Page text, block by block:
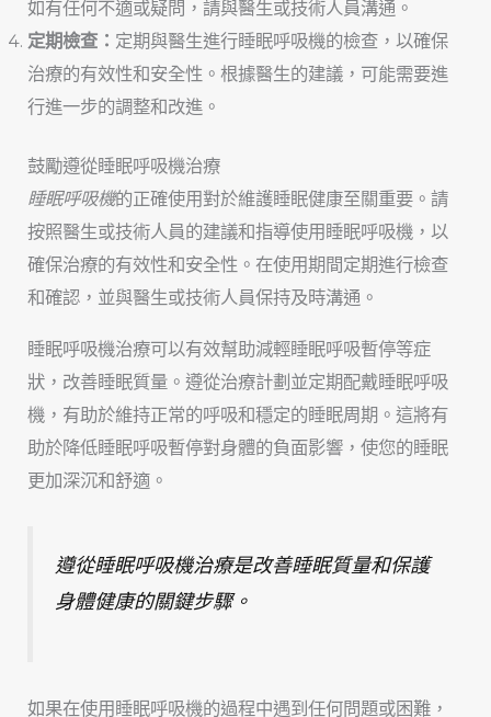
如有任何不適或疑問，請與醫生或技術人員溝通。
定期檢查： 定期與醫生進行睡眠呼吸機的檢查，以確保
治療的有效性和安全性。根據醫生的建議，可能需要進
行進一步的調整和改進。
鼓勵遵從睡眠呼吸機治療
睡眠呼吸機的正確使用對於維護睡眠健康至關重要。請
按照醫生或技術人員的建議和指導使用睡眠呼吸機，以
確保治療的有效性和安全性。在使用期間定期進行檢查
和確認，並與醫生或技術人員保持及時溝通。
睡眠呼吸機治療可以有效幫助減輕睡眠呼吸暫停等症
狀，改善睡眠質量。遵從治療計劃並定期配戴睡眠呼吸
機，有助於維持正常的呼吸和穩定的睡眠周期。這將有
助於降低睡眠呼吸暫停對身體的負面影響，使您的睡眠
更加深沉和舒適。
遵從睡眠呼吸機治療是改善睡眠質量和保護
身體健康的關鍵步驟。
如果在使用睡眠呼吸機的過程中遇到任何問題或困難，